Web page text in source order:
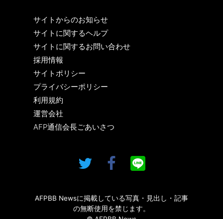
サイトからのお知らせ
サイトに関するヘルプ
サイトに関するお問い合わせ
採用情報
サイトポリシー
プライバシーポリシー
利用規約
運営会社
AFP通信会長ごあいさつ
AFPBB Newsに掲載している写真・見出し・記事
の無断使用を禁じます。